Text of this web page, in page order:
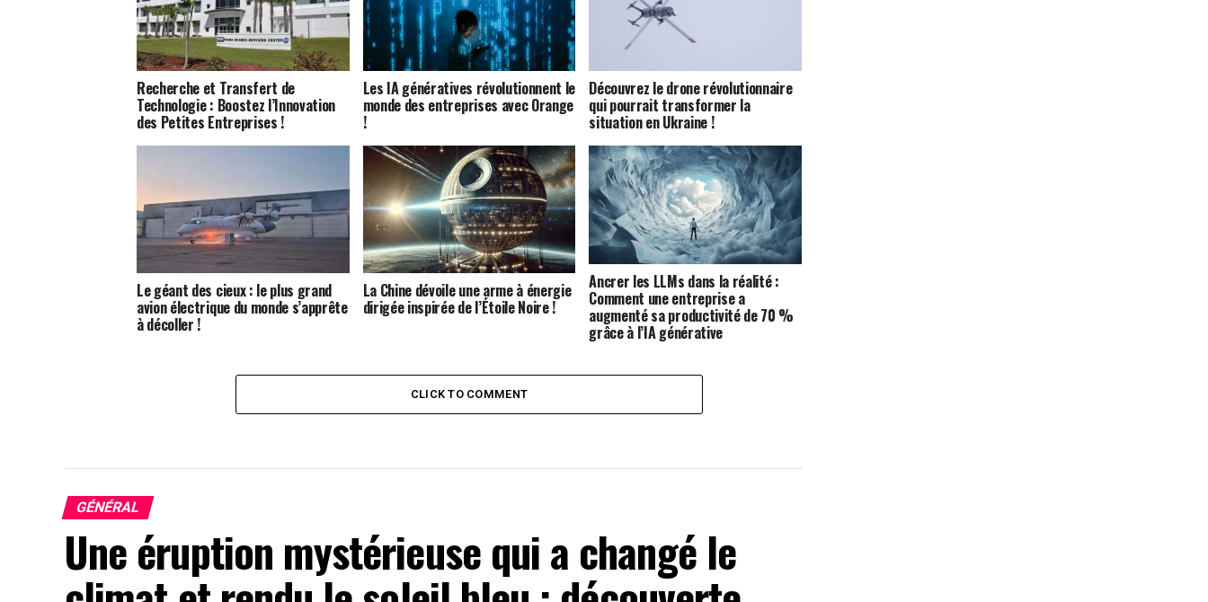
Recherche et Transfert de
Technologie : Boostez l’Innovation
des Petites Entreprises !
Les IA génératives révolutionnent le
monde des entreprises avec Orange
!
Découvrez le drone révolutionnaire
qui pourrait transformer la
situation en Ukraine !
Le géant des cieux : le plus grand
avion électrique du monde s’apprête
à décoller !
La Chine dévoile une arme à énergie
dirigée inspirée de l’Étoile Noire !
Ancrer les LLMs dans la réalité :
Comment une entreprise a
augmenté sa productivité de 70 %
grâce à l’IA générative
CLICK TO COMMENT
GÉNÉRAL
Une éruption mystérieuse qui a changé le